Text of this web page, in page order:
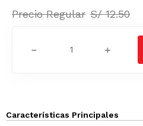
S/ 12.50
＋
－
Características Principales